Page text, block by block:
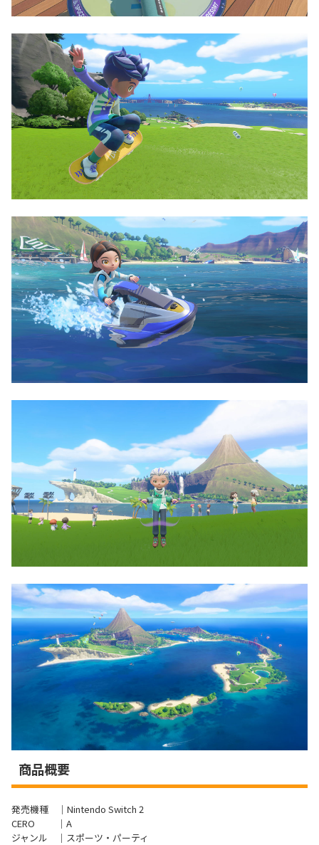
商品概要
発売機種 ｜Nintendo Switch 2
CERO ｜A
ジャンル ｜スポーツ・パーティ